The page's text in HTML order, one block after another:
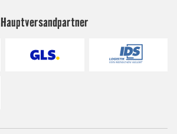
Hauptversandpartner